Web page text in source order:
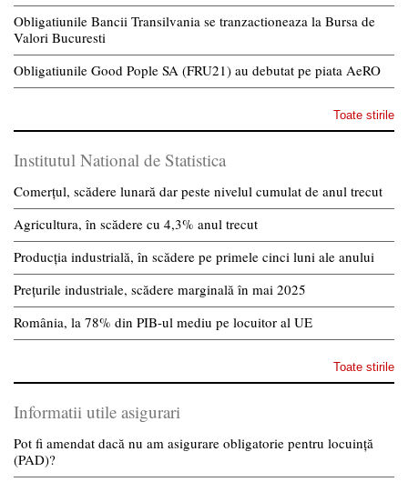
Obligatiunile Bancii Transilvania se tranzactioneaza la Bursa de
Valori Bucuresti
Obligatiunile Good Pople SA (FRU21) au debutat pe piata AeRO
Toate stirile
Institutul National de Statistica
Comerțul, scădere lunară dar peste nivelul cumulat de anul trecut
Agricultura, în scădere cu 4,3% anul trecut
Producția industrială, în scădere pe primele cinci luni ale anului
Prețurile industriale, scădere marginală în mai 2025
România, la 78% din PIB-ul mediu pe locuitor al UE
Toate stirile
Informatii utile asigurari
Pot fi amendat dacă nu am asigurare obligatorie pentru locuință
(PAD)?